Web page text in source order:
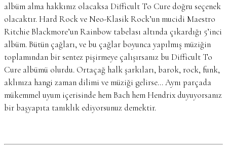
albüm alma hakkınız olacaksa Difficult To Cure doğru seçenek
olacaktır. Hard Rock ve Neo-Klasik Rock’un mucidi Maestro
Ritchie Blackmore’un Rainbow tabelası altında çıkardığı 5’inci
albüm. Bütün çağları, ve bu çağlar boyunca yapılmış müziğin
toplamından bir sentez pişirmeye çalışırsanız bu Difficult To
Cure albümü olurdu. Ortaçağ halk şarkıları, barok, rock, funk,
aklınıza hangi zaman dilimi ve müziği gelirse… Aynı parçada
mükemmel uyum içerisinde hem Bach hem Hendrix duyuyorsanız
bir başyapıta tanıklık ediyorsunuz demektir.